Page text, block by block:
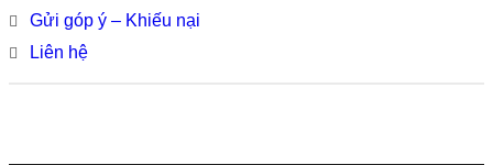
Gửi góp ý – Khiếu nại
Liên hệ